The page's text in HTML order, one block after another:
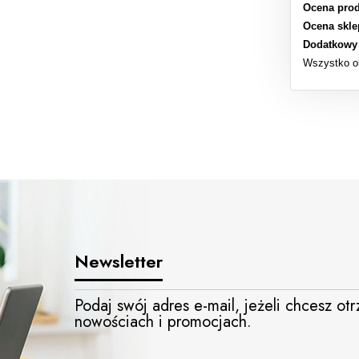
Ocena
Ocena
Wszystko
Newsletter
Podaj swój adres e-mail, jeżeli chcesz
nowościach i promocjach.